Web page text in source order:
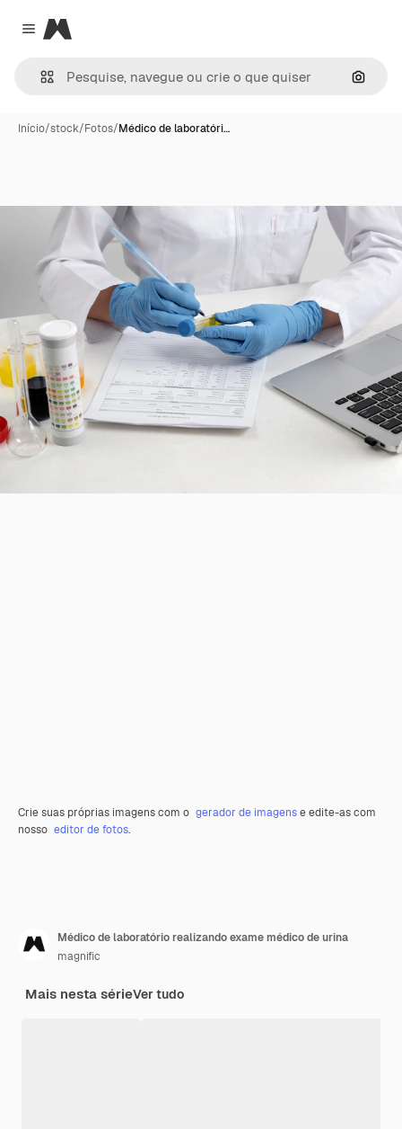
Close menu
Magnific
Início/stock/Fotos/Médico de laboratóri…
Crie suas próprias imagens com o gerador de imagense edite-as com
nosso editor de fotos.
Médico de laboratório realizando exame médico de urina
magnific
Mais nesta sérieVer tudo